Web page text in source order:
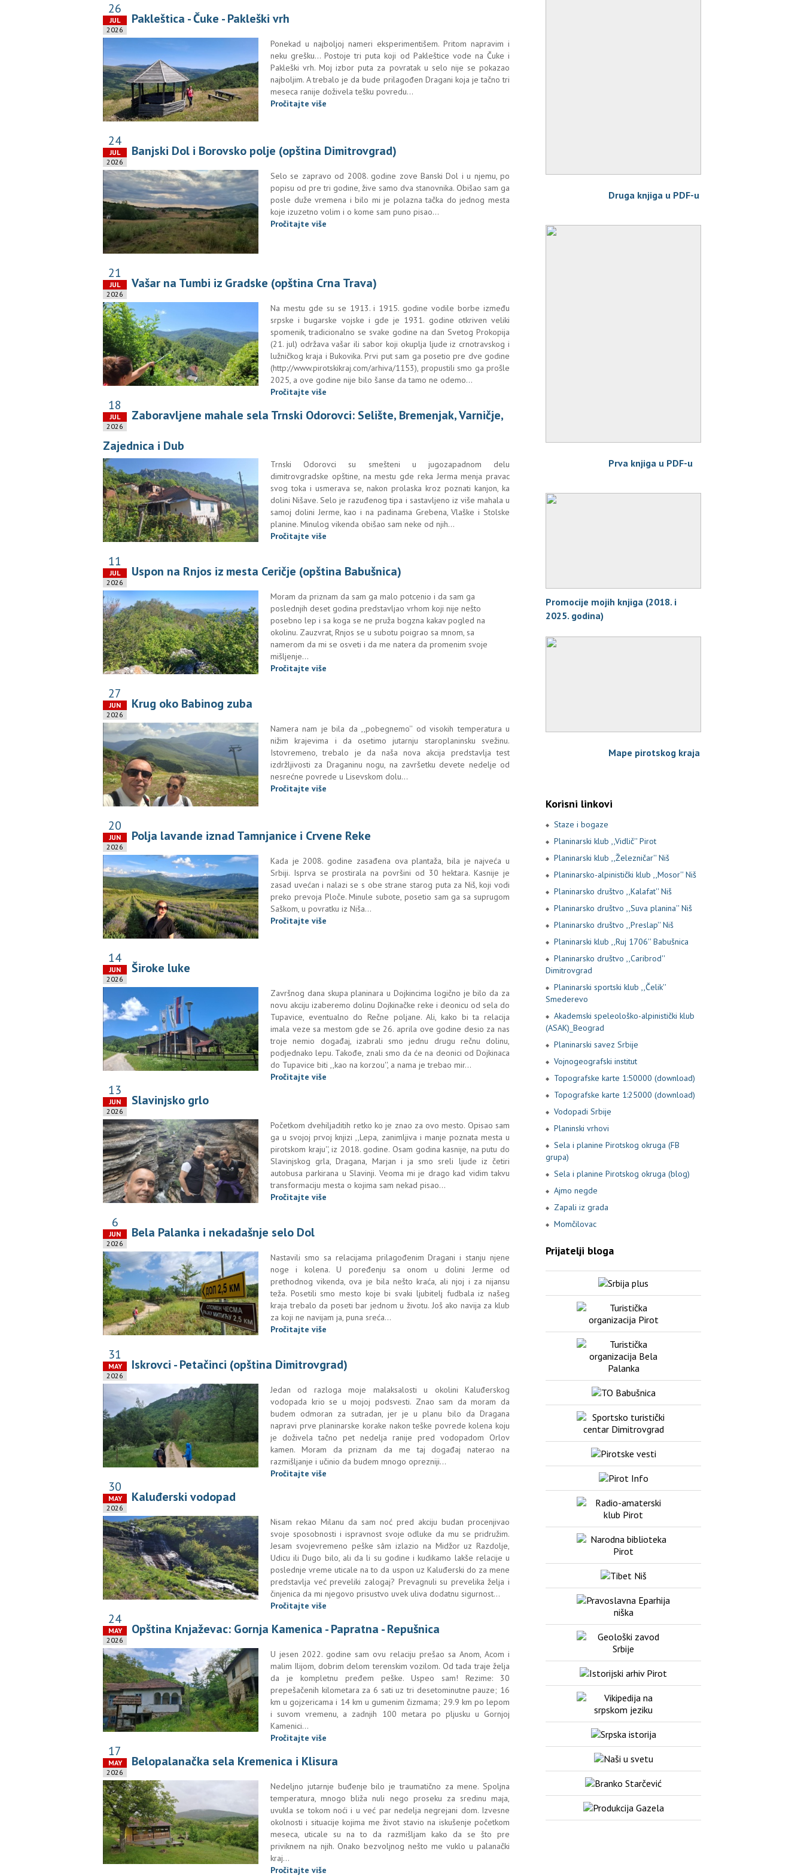
26
JUL
2026
Pakleštica - Čuke - Pakleški vrh
Ponekad u najboljoj nameri eksperimentišem. Pritom napravim i
neku grešku... Postoje tri puta koji od Pakleštice vode na Čuke i
Pakleški vrh. Moj izbor puta za povratak u selo nije se pokazao
najboljim. A trebalo je da bude prilagođen Dragani koja je tačno tri
meseca ranije doživela tešku povredu...
Pročitajte više
24
JUL
2026
Banjski Dol i Borovsko polje (opština Dimitrovgrad)
Selo se zapravo od 2008. godine zove Banski Dol i u njemu, po
popisu od pre tri godine, žive samo dva stanovnika. Obišao sam ga
posle duže vremena i bilo mi je polazna tačka do jednog mesta
koje izuzetno volim i o kome sam puno pisao...
Pročitajte više
21
JUL
2026
Vašar na Tumbi iz Gradske (opština Crna Trava)
Na mestu gde su se 1913. i 1915. godine vodile borbe između
srpske i bugarske vojske i gde je 1931. godine otkriven veliki
spomenik, tradicionalno se svake godine na dan Svetog Prokopija
(21. jul) održava vašar ili sabor koji okuplja ljude iz crnotravskog i
lužničkog kraja i Bukovika. Prvi put sam ga posetio pre dve godine
(http://www.pirotskikraj.com/arhiva/1153), propustili smo ga prošle
2025, a ove godine nije bilo šanse da tamo ne odemo...
Pročitajte više
18
JUL
2026
Zaboravljene mahale sela Trnski Odorovci: Selište, Bremenjak, Varničje,
Zajednica i Dub
Trnski Odorovci su smešteni u jugozapadnom delu
dimitrovgradske opštine, na mestu gde reka Jerma menja pravac
svog toka i usmerava se, nakon prolaska kroz poznati kanjon, ka
dolini Nišave. Selo je razuđenog tipa i sastavljeno iz više mahala u
samoj dolini Jerme, kao i na padinama Grebena, Vlaške i Stolske
planine. Minulog vikenda obišao sam neke od njih...
Pročitajte više
11
JUL
2026
Uspon na Rnjos iz mesta Ceričje (opština Babušnica)
Moram da priznam da sam ga malo potcenio i da sam ga
poslednjih deset godina predstavljao vrhom koji nije nešto
posebno lep i sa koga se ne pruža bogzna kakav pogled na
okolinu. Zauzvrat, Rnjos se u subotu poigrao sa mnom, sa
namerom da mi se osveti i da me natera da promenim svoje
mišljenje…
Pročitajte više
27
JUN
2026
Krug oko Babinog zuba
Namera nam je bila da ,,pobegnemo'' od visokih temperatura u
nižim krajevima i da osetimo jutarnju staroplaninsku svežinu.
Istovremeno, trebalo je da naša nova akcija predstavlja test
izdržljivosti za Draganinu nogu, na završetku devete nedelje od
nesrećne povrede u Lisevskom dolu...
Pročitajte više
20
JUN
2026
Polja lavande iznad Tamnjanice i Crvene Reke
Kada je 2008. godine zasađena ova plantaža, bila je najveća u
Srbiji. Isprva se prostirala na površini od 30 hektara. Kasnije je
zasad uvećan i nalazi se s obe strane starog puta za Niš, koji vodi
preko prevoja Ploče. Minule subote, posetio sam ga sa suprugom
Saškom, u povratku iz Niša...
Pročitajte više
14
JUN
2026
Široke luke
Završnog dana skupa planinara u Dojkincima logično je bilo da za
novu akciju izaberemo dolinu Dojkinačke reke i deonicu od sela do
Tupavice, eventualno do Rečne poljane. Ali, kako bi ta relacija
imala veze sa mestom gde se 26. aprila ove godine desio za nas
troje nemio događaj, izabrali smo jednu drugu rečnu dolinu,
podjednako lepu. Takođe, znali smo da će na deonici od Dojkinaca
do Tupavice biti ,,kao na korzou'', a nama je trebao mir...
Pročitajte više
13
JUN
2026
Slavinjsko grlo
Početkom dvehiljaditih retko ko je znao za ovo mesto. Opisao sam
ga u svojoj prvoj knjizi ,,Lepa, zanimljiva i manje poznata mesta u
pirotskom kraju'', iz 2018. godine. Osam godina kasnije, na putu do
Slavinjskog grla, Dragana, Marjan i ja smo sreli ljude iz četiri
autobusa parkirana u Slavinji. Veoma mi je drago kad vidim takvu
transformaciju mesta o kojima sam nekad pisao...
Pročitajte više
6
JUN
2026
Bela Palanka i nekadašnje selo Dol
Nastavili smo sa relacijama prilagođenim Dragani i stanju njene
noge i kolena. U poređenju sa onom u dolini Jerme od
prethodnog vikenda, ova je bila nešto kraća, ali njoj i za nijansu
teža. Posetili smo mesto koje bi svaki ljubitelj fudbala iz našeg
kraja trebalo da poseti bar jednom u životu. Još ako navija za klub
za koji ne navijam ja, puna sreća...
Pročitajte više
31
MAY
2026
Iskrovci - Petačinci (opština Dimitrovgrad)
Jedan od razloga moje malaksalosti u okolini Kaluđerskog
vodopada krio se u mojoj podsvesti. Znao sam da moram da
budem odmoran za sutradan, jer je u planu bilo da Dragana
napravi prve planinarske korake nakon teške povrede kolena koju
je doživela tačno pet nedelja ranije pred vodopadom Orlov
kamen. Moram da priznam da me taj događaj naterao na
razmišljanje i učinio da budem mnogo oprezniji...
Pročitajte više
30
MAY
2026
Kaluđerski vodopad
Nisam rekao Milanu da sam noć pred akciju budan procenjivao
svoje sposobnosti i ispravnost svoje odluke da mu se pridružim.
Jesam svojevremeno peške sâm izlazio na Midžor uz Razdolje,
Udicu ili Dugo bilo, ali da li su godine i kudikamo lakše relacije u
poslednje vreme uticale na to da uspon uz Kaluđerski do za mene
predstavlja već preveliki zalogaj? Prevagnuli su prevelika želja i
činjenica da mi njegovo prisustvo uvek uliva dodatnu sigurnost...
Pročitajte više
24
MAY
2026
Opština Knjaževac: Gornja Kamenica - Papratna - Repušnica
U jesen 2022. godine sam ovu relaciju prešao sa Anom, Acom i
malim Ilijom, dobrim delom terenskim vozilom. Od tada traje želja
da je kompletnu pređem peške. Uspeo sam! Rezime: 30
prepešačenih kilometara za 6 sati uz tri desetominutne pauze; 16
km u gojzericama i 14 km u gumenim čizmama; 29.9 km po lepom
i suvom vremenu, a zadnjih 100 metara po pljusku u Gornjoj
Kamenici...
Pročitajte više
17
MAY
2026
Belopalanačka sela Kremenica i Klisura
Nedeljno jutarnje buđenje bilo je traumatično za mene. Spoljna
temperatura, mnogo bliža nuli nego proseku za sredinu maja,
uvukla se tokom noći i u već par nedelja negrejani dom. Izvesne
okolnosti i situacije kojima me život stavio na iskušenje početkom
meseca, uticale su na to da razmišljam kako da se što pre
priviknem na njih. Onako bezvoljnog nešto me vuklo u palanački
kraj...
Pročitajte više
Druga knjiga u PDF-u
Prva knjiga u PDF-u
Promocije mojih knjiga (2018. i
2025. godina)
Mape pirotskog kraja
Korisni linkovi
Staze i bogaze
Planinarski klub ,,Vidlič'' Pirot
Planinarski klub ,,Železničar'' Niš
Planinarsko-alpinistički klub ,,Mosor'' Niš
Planinarsko društvo ,,Kalafat'' Niš
Planinarsko društvo ,,Suva planina'' Niš
Planinarsko društvo ,,Preslap'' Niš
Planinarski klub ,,Ruj 1706'' Babušnica
Planinarsko društvo ,,Caribrod''
Dimitrovgrad
Planinarski sportski klub ,,Čelik''
Smederevo
Akademski speleološko-alpinistički klub
(ASAK)_Beograd
Planinarski savez Srbije
Vojnogeografski institut
Topografske karte 1:50000 (download)
Topografske karte 1:25000 (download)
Vodopadi Srbije
Planinski vrhovi
Sela i planine Pirotskog okruga (FB
grupa)
Sela i planine Pirotskog okruga (blog)
Ajmo negde
Zapali iz grada
Momčilovac
Prijatelji bloga